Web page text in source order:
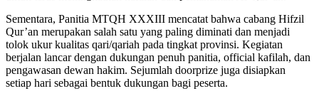
Sementara, Panitia MTQH XXXIII mencatat bahwa cabang Hifzil
Qur’an merupakan salah satu yang paling diminati dan menjadi
tolok ukur kualitas qari/qariah pada tingkat provinsi. Kegiatan
berjalan lancar dengan dukungan penuh panitia, official kafilah, dan
pengawasan dewan hakim. Sejumlah doorprize juga disiapkan
setiap hari sebagai bentuk dukungan bagi peserta.